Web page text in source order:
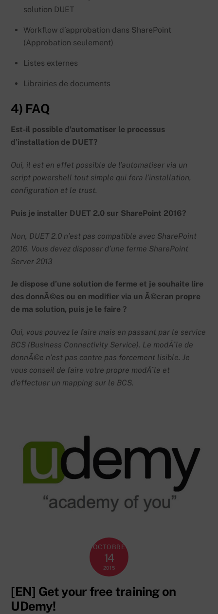
solution DUET
Workflow d’approbation dans SharePoint
(Approbation seulement)
Listes externes
Librairies de documents
4) FAQ
Est-il possible d’automatiser le processus
d’installation de DUET?
Oui, il est en effet possible de l’automatiser via un
script powershell tout simple qui fera l’installation,
configuration et le trust.
Puis je installer DUET 2.0 sur SharePoint 2016?
Non, DUET 2.0 n’est pas compatible avec SharePoint
2016. Vous devez disposer d’une ferme SharePoint
Server 2013
Je dispose d’une solution de ferme et je souhaite lire
des donnÃ©es ou en modifier via un Ã©cran propre
de ma solution, puis je le faire ?
Oui, vous pouvez le faire mais en passant par le service
BCS (Business Connectivity Service). Le modÃ¨le de
donnÃ©e n’est pas contre pas forcement lisible. Je
vous conseil de faire votre propre modÃ¨le et
d’effectuer un mapping sur le BCS.
OCTOBRE
14
2015
[EN] Get your free training on
UDemy!